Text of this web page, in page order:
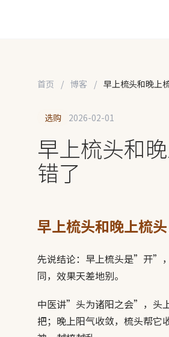
首页 / 博客 / 早上梳头和晚上
选购 2026-02-01
早上梳头和
错了
早上梳头和晚上梳
先说结论：早上梳头是”开”
同，效果天差地别。
中医讲”头为诸阳之会”，头
把；晚上阳气收敛，梳头帮它